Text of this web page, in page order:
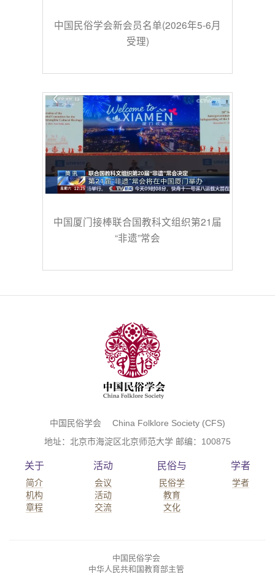
中国民俗学会新会员名单(2026年5-6月
受理)
中国厦门接棒联合国教科文组织第21届
“非遗”常会
中国民俗学会 China Folklore Society (CFS)
地址：北京市海淀区北京师范大学 邮编：100875
关于
简介
机构
章程
活动
会议
活动
交流
民俗与
民俗学
教育
文化
学者
学者
中国民俗学会
中华人民共和国教育部主管